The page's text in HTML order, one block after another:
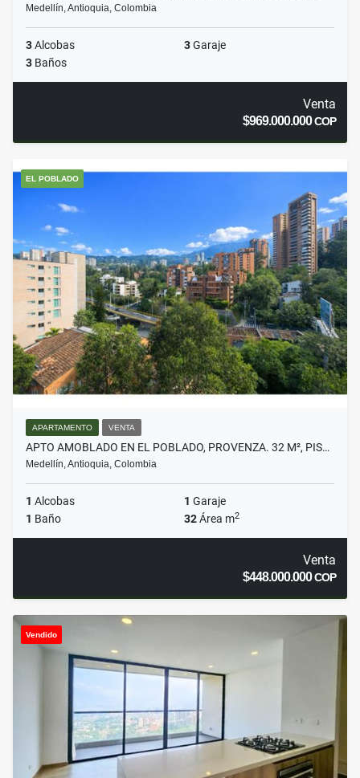
Medellín, Antioquia, Colombia
3Alcobas 3Garaje
3 Baños
Venta
$969.000.000COP
EL POBLADO
APARTAMENTO VENTA
APTO AMOBLADO EN EL POBLADO, PROVENZA. 32 M², PIS…
Medellín, Antioquia, Colombia
1 Alcobas 1 Garaje
1 Baño 32Área m2
Venta
$448.000.000COP
Vendido